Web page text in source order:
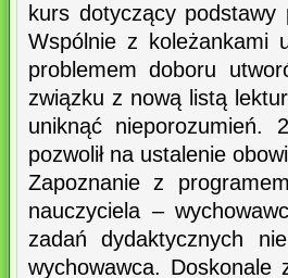
kurs dotyczący
Wspólnie z koleżankami
problemem doboru
związku z nową listą
uniknąć nieporozumień.
pozwolił na ustalenie
Zapoznanie z
nauczyciela –
zadań dydaktycznych
wychowawca. Doskonale